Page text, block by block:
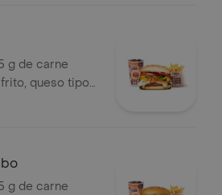
g de carne
queso tipo
tomate en
g de carne